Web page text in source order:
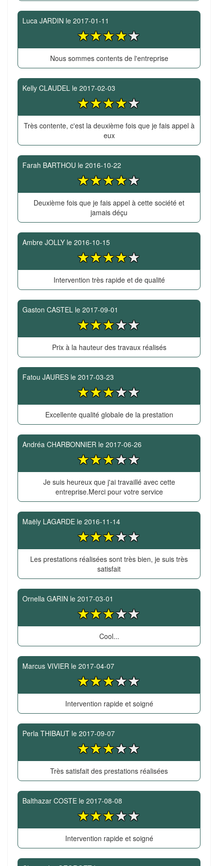
Luca JARDIN le 2017-01-11
Nous sommes contents de l'entreprise
Kelly CLAUDEL le 2017-02-03
Très contente, c'est la deuxième fois que je fais appel à
eux
Farah BARTHOU le 2016-10-22
Deuxième fois que je fais appel à cette société et
jamais déçu
Ambre JOLLY le 2016-10-15
Intervention très rapide et de qualité
Gaston CASTEL le 2017-09-01
Prix à la hauteur des travaux réalisés
Fatou JAURES le 2017-03-23
Excellente qualité globale de la prestation
Andréa CHARBONNIER le 2017-06-26
Je suis heureux que j'ai travaillé avec cette
entreprise.Merci pour votre service
Maëly LAGARDE le 2016-11-14
Les prestations réalisées sont très bien, je suis très
satisfait
Ornella GARIN le 2017-03-01
Cool...
Marcus VIVIER le 2017-04-07
Intervention rapide et soigné
Perla THIBAUT le 2017-09-07
Très satisfait des prestations réalisées
Balthazar COSTE le 2017-08-08
Intervention rapide et soigné